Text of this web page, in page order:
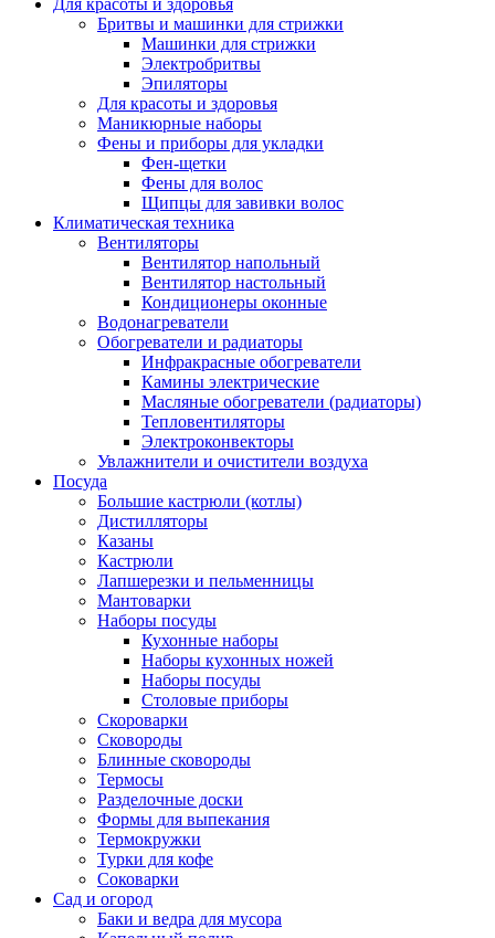
Для красоты и здоровья
Бритвы и машинки для стрижки
Машинки для стрижки
Электробритвы
Эпиляторы
Для красоты и здоровья
Маникюрные наборы
Фены и приборы для укладки
Фен-щетки
Фены для волос
Щипцы для завивки волос
Климатическая техника
Вентиляторы
Вентилятор напольный
Вентилятор настольный
Кондиционеры оконные
Водонагреватели
Обогреватели и радиаторы
Инфракрасные обогреватели
Камины электрические
Масляные обогреватели (радиаторы)
Тепловентиляторы
Электроконвекторы
Увлажнители и очистители воздуха
Посуда
Большие кастрюли (котлы)
Дистилляторы
Казаны
Кастрюли
Лапшерезки и пельменницы
Мантоварки
Наборы посуды
Кухонные наборы
Наборы кухонных ножей
Наборы посуды
Столовые приборы
Скороварки
Сковороды
Блинные сковороды
Термосы
Разделочные доски
Формы для выпекания
Термокружки
Турки для кофе
Соковарки
Сад и огород
Баки и ведра для мусора